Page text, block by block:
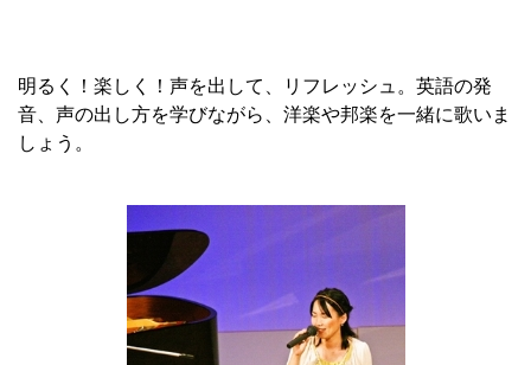
明るく！楽しく！声を出して、リフレッシュ。英語の発
音、声の出し方を学びながら、洋楽や邦楽を一緒に歌いま
しょう。